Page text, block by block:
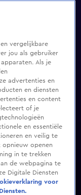
vergelijkbare
jou als gebruiker
Als je
advertenties en
en diensten
en content
of je
en essentiële
en veilig te
opnieuw openen
in te trekken
de webpagina te
Digitale Diensten
voor